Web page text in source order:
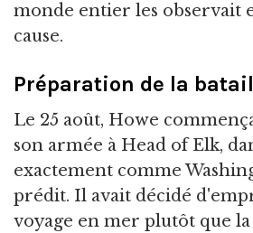
monde entier les observait
cause.
Préparation de la
Le 25 août, Howe
son armée à Head of Elk,
exactement comme
prédit. Il avait décidé
voyage en mer plutôt que